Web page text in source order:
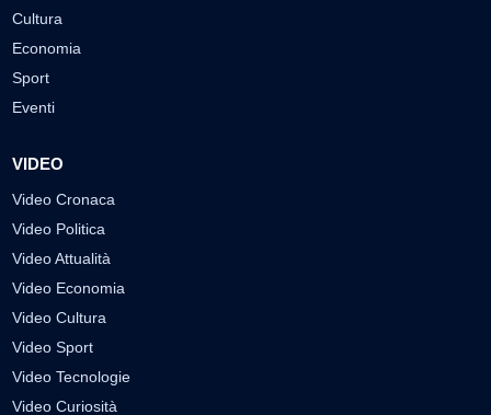
Cultura
Economia
Sport
Eventi
VIDEO
Video Cronaca
Video Politica
Video Attualità
Video Economia
Video Cultura
Video Sport
Video Tecnologie
Video Curiosità